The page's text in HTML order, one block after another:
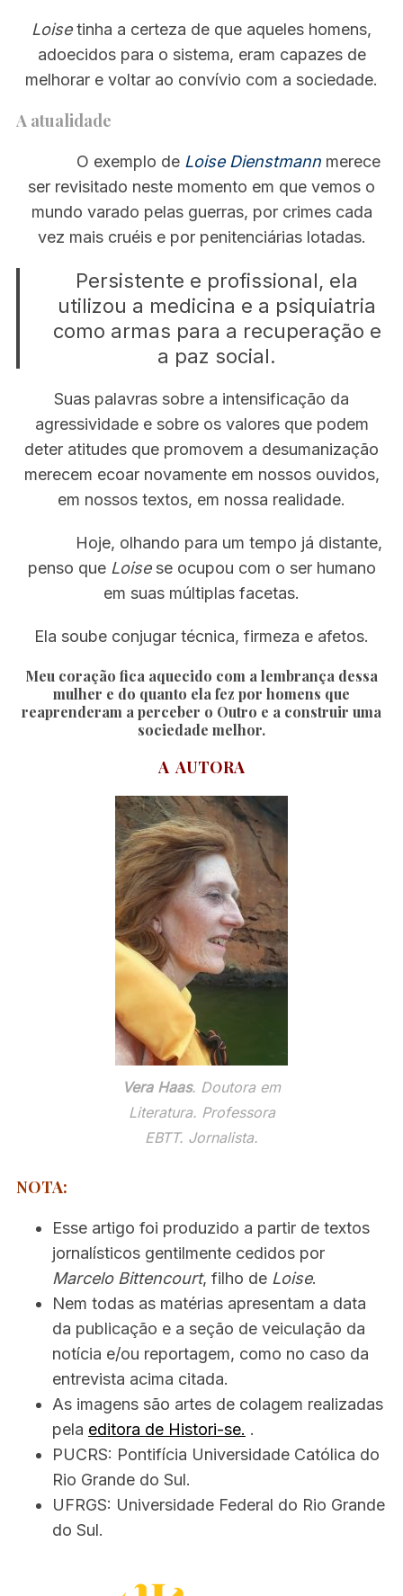
Loisetinha a certeza de que aqueles homens,
adoecidos para o sistema, eram capazes de
melhorar e voltar ao convívio com a sociedade.
A atualidade
O exemplo de Loise Dienstmann merece
ser revisitado neste momento em que vemos o
mundo varado pelas guerras, por crimes cada
vez mais cruéis e por penitenciárias lotadas.
Persistente e profissional, ela
utilizou a medicina e a psiquiatria
como armas para a recuperação e
a paz social.
Suas palavras sobre a intensificação da
agressividade e sobre os valores que podem
deter atitudes que promovem a desumanização
merecem ecoar novamente em nossos ouvidos,
em nossos textos, em nossa realidade.
Hoje, olhando para um tempo já distante,
penso que Loisese ocupou com o ser humano
em suas múltiplas facetas.
Ela soube conjugar técnica, firmeza e afetos.
Meu coração fica aquecido com a lembrança dessa
mulher e do quanto ela fez por homens que
reaprenderam a perceber o Outro e a construir uma
sociedade melhor.
A AUTORA
Vera Haas. Doutora em
Literatura. Professora
EBTT. Jornalista.
NOTA:
Esse artigo foi produzido a partir de textos
jornalísticos gentilmente cedidos por
Marcelo Bittencourt, filho de Loise.
Nem todas as matérias apresentam a data
da publicação e a seção de veiculação da
notícia e/ou reportagem, como no caso da
entrevista acima citada.
As imagens são artes de colagem realizadas
pela editora de Histori-se. .
PUCRS: Pontifícia Universidade Católica do
Rio Grande do Sul.
UFRGS: Universidade Federal do Rio Grande
do Sul.